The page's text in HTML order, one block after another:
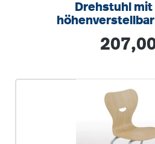
Drehstuhl
Regulärer